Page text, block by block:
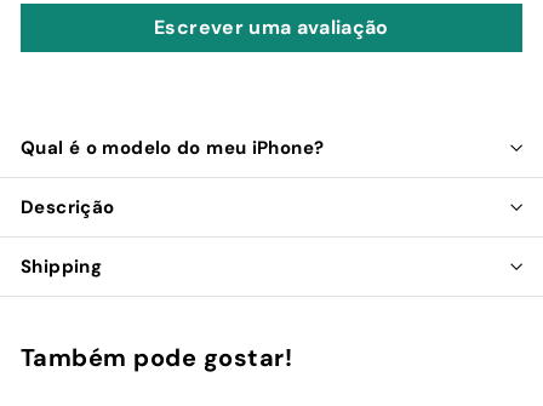
Escrever uma avaliação
Qual é o modelo do meu iPhone?
Descrição
Shipping
Também pode gostar!